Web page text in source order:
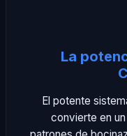
La
El potente
convierte en